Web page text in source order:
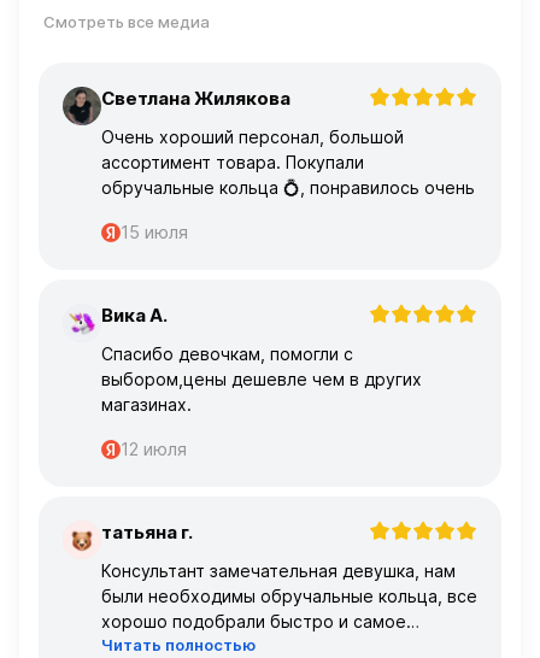
Смотреть все медиа
С Светлана Жилякова
Очень хороший персонал, большой
ассортимент товара. Покупали
обручальные кольца 💍, понравилось очень
15 июля
В Вика А.
Спасибо девочкам, помогли с
выбором,цены дешевле чем в других
магазинах.
12 июля
Т татьяна г.
Консультант замечательная девушка, нам
были необходимы обручальные кольца, все
хорошо подобрали быстро и самое
главное, что все подошло по размеру с
Читать полностью